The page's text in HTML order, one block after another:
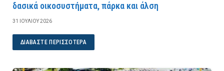
δασικά οικοσυστήματα, πάρκα και άλση
31 ΙΟΥΛΊΟΥ 2026
ΔΙΑΒΆΣΤΕ ΠΕΡΙΣΣΌΤΕΡΑ